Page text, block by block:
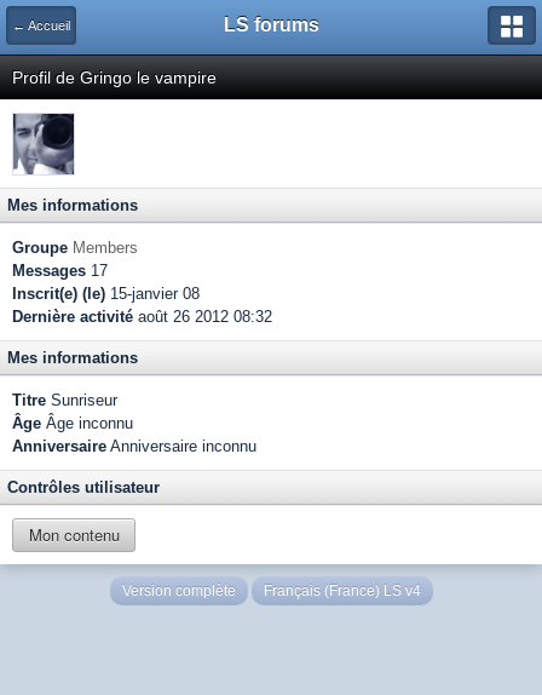
← Accueil LS forums
Profil de Gringo le vampire
Mes informations
Groupe Members
Messages 17
Inscrit(e) (le) 15-janvier 08
Dernière activité août 26 2012 08:32
Mes informations
Titre Sunriseur
Âge Âge inconnu
Anniversaire Anniversaire inconnu
Contrôles utilisateur
Mon contenu
Version complète Français (France) LS v4